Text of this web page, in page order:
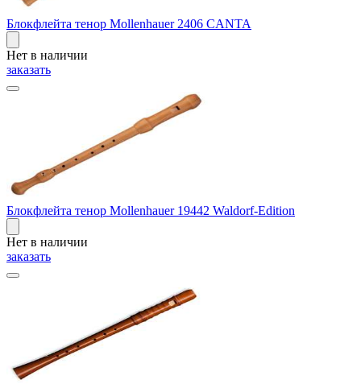
Блокфлейта тенор Mollenhauer 2406 CANTA
Нет в наличии
заказать
Блокфлейта тенор Mollenhauer 19442 Waldorf-Edition
Нет в наличии
заказать